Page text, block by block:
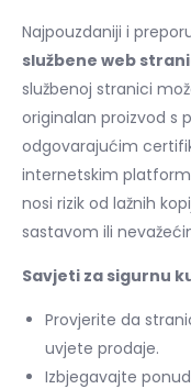
Najpouzdaniji i
službene web
službenoj stranici
originalan proizvod s
odgovarajućim
internetskim
nosi rizik od lažnih
sastavom ili
Savjeti za sigurnu
Provjerite da
uvjete prodaje.
Izbjegavajte